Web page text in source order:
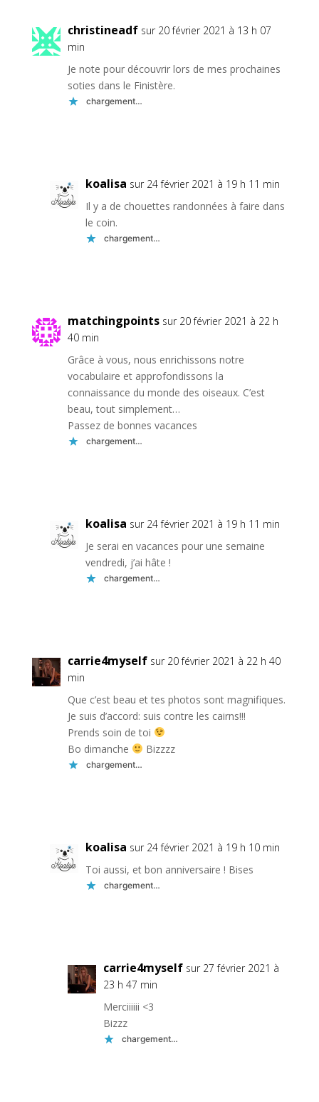
christineadf sur 20 février 2021 à 13 h 07
min
Je note pour découvrir lors de mes prochaines
soties dans le Finistère.
chargement…
koalisa sur 24 février 2021 à 19 h 11 min
Il y a de chouettes randonnées à faire dans
le coin.
chargement…
matchingpoints sur 20 février 2021 à 22 h
40 min
Grâce à vous, nous enrichissons notre
vocabulaire et approfondissons la
connaissance du monde des oiseaux. C’est
beau, tout simplement…
Passez de bonnes vacances
chargement…
koalisa sur 24 février 2021 à 19 h 11 min
Je serai en vacances pour une semaine
vendredi, j’ai hâte !
chargement…
carrie4myself sur 20 février 2021 à 22 h 40
min
Que c’est beau et tes photos sont magnifiques.
Je suis d’accord: suis contre les cairns!!!
Prends soin de toi
Bo dimanche
Bizzzz
chargement…
koalisa sur 24 février 2021 à 19 h 10 min
Toi aussi, et bon anniversaire ! Bises
chargement…
carrie4myself sur 27 février 2021 à
23 h 47 min
Merciiiiii <3
Bizzz
chargement…